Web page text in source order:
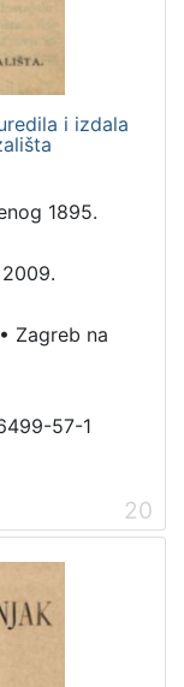
i izdala
1895.
• Zagreb na
57-1
20